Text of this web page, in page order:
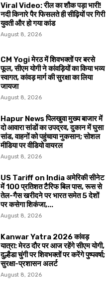
Viral Video: रील का शौक पड़ा भारी!
नदी किनारे पैर फिसलते ही सीढ़ियों पर गिरी
युवती और हो गया कांड
August 8, 2026
CM Yogi मेरठ में शिवभक्तों पर बरसे
फूल, सीएम योगी ने कांवड़ियों का किया भव्य
स्वागत, कांवड़ मार्ग की सुरक्षा का लिया
जायजा
August 8, 2026
Hapur News पिलखुवा मुख्य बाजार में
दो आवारा सांडों का उपद्रव, दुकान में घुसा
सांड, वाहनों को पहुंचाया नुकसान; सोशल
मीडिया पर वीडियो वायरल
August 8, 2026
US Tariff on India अमेरिकी सीनेट
में 100 प्रतिशत टैरिफ बिल पास, रूस से
तेल-गैस खरीदने पर भारत समेत 5 देशों
पर कसेगा शिकंजा,...
August 8, 2026
Kanwar Yatra 2026 कांवड़
यात्रा: मेरठ दौर पर आज रहेंगे सीएम योगी,
दुल्हैडा चुंगी पर शिवभक्तों पर करेंगे पुष्पवर्षा;
सुरक्षा-प्रशासन अलर्ट
August 8, 2026